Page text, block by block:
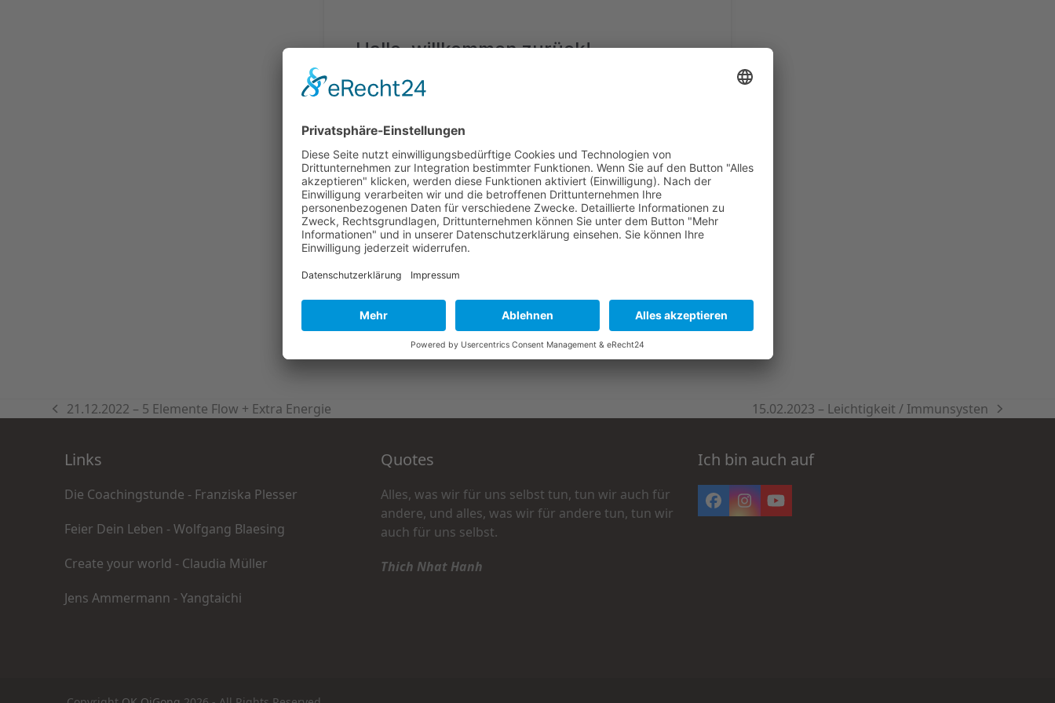
Hallo, willkommen zurück!
Angemeldet bleiben Passwort vergessen?
vorheriger
21.12.2022 – 5 Elemente Flow + Extra Energie
Nächster
15.02.2023 – Leichtigkeit / Immunsysten
Links
Die Coachingstunde - Franziska Plesser
Feier Dein Leben - Wolfgang Blaesing
Create your world - Claudia Müller
Jens Ammermann - Yangtaichi
Quotes
Alles, was wir für uns selbst tun, tun wir auch für
andere, und alles, was wir für andere tun, tun wir
auch für uns selbst.
Thich Nhat Hanh
Ich bin auch auf
Facebook
Instagram
YouTube